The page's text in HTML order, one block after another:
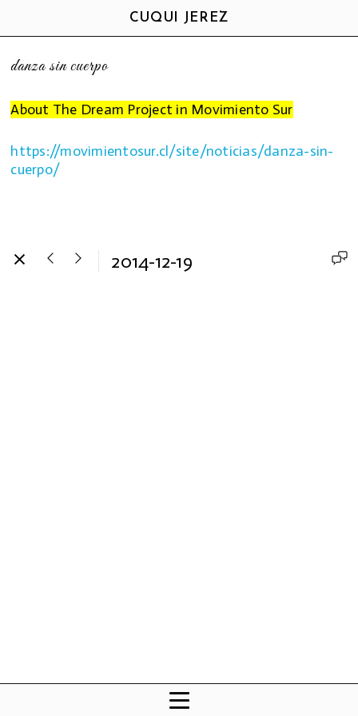
CUQUI JEREZ
danza sin cuerpo
About The Dream Project in Movimiento Sur
https://movimientosur.cl/site/noticias/danza-sin-
cuerpo/
2014-12-19